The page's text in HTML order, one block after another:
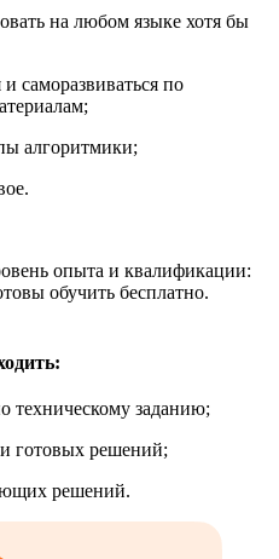
на любом языке хотя бы
и саморазвиваться по
алгоритмики;
опыта и квалификации:
обучить бесплатно.
техническому заданию;
готовых решений;
решений.